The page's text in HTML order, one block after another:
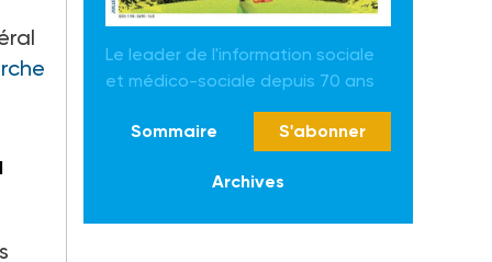
Le leader de l'information sociale
et médico-sociale depuis 70 ans
Sommaire S'abonner
Archives